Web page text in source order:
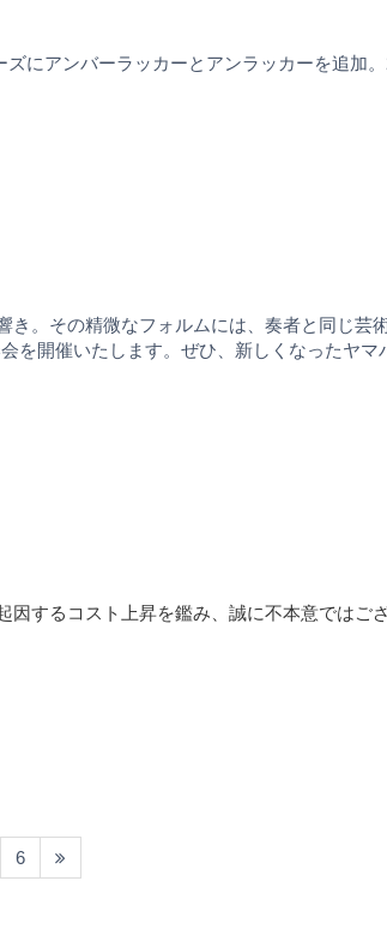
にアンバーラッカーとアンラッカーを追加。
。その精微なフォルムには、奏者と同じ芸
を開催いたします。ぜひ、新しくなったヤマ
するコスト上昇を鑑み、誠に不本意ではご
6